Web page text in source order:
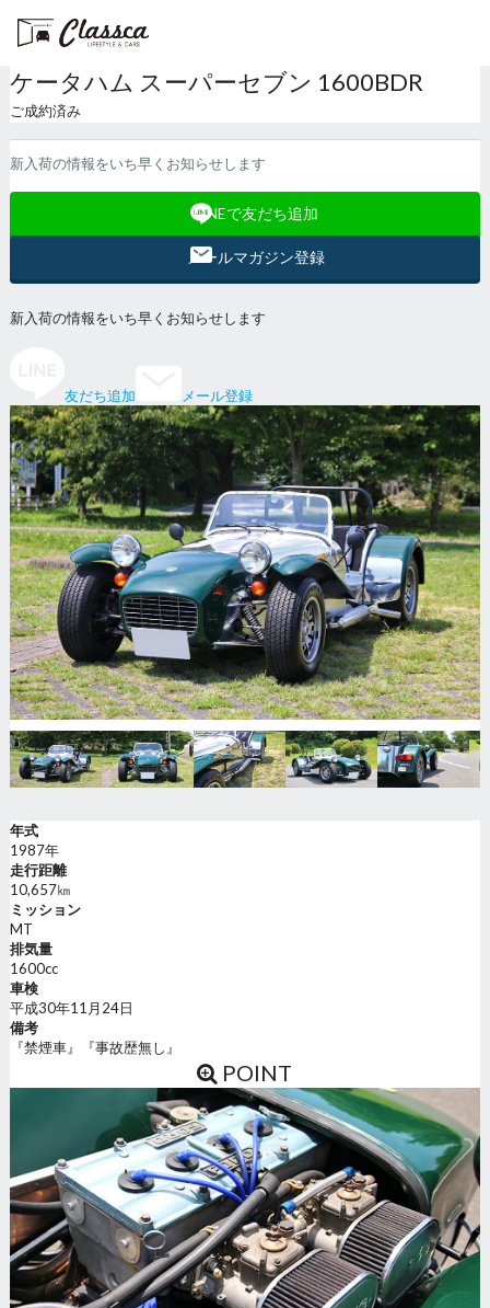
ケータハム スーパーセブン 1600BDR
ご成約済み
新入荷の情報をいち早くお知らせします
LINEで友だち追加
メールマガジン登録
新入荷の情報をいち早くお知らせします
友だち追加 メール登録
年式
1987年
走行距離
10,657㎞
ミッション
MT
排気量
1600cc
車検
平成30年11月24日
備考
『禁煙車』『事故歴無し』
POINT